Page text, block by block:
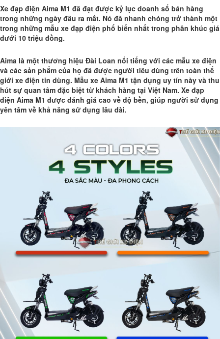
Xe đạp điện Aima M1 đã đạt được kỷ lục doanh số bán hàng
trong những ngày đầu ra mắt. Nó đã nhanh chóng trở thành một
trong những mẫu xe đạp điện phổ biến nhất trong phân khúc giá
dưới 10 triệu đồng.
Aima là một thương hiệu Đài Loan nổi tiếng với các mẫu xe điện
và các sản phẩm của họ đã được người tiêu dùng trên toàn thế
giới xe điện tin dùng. Mẫu xe Aima M1 tận dụng uy tín này và thu
hút sự quan tâm đặc biệt từ khách hàng tại Việt Nam. Xe đạp
điện Aima M1 được đánh giá cao về độ bền, giúp người sử dụng
yên tâm về khả năng sử dụng lâu dài.